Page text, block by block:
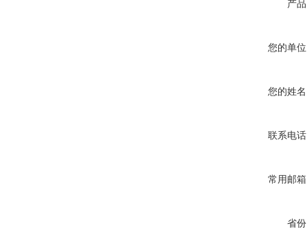
产
您的单
您的姓
联系电
常用邮
省